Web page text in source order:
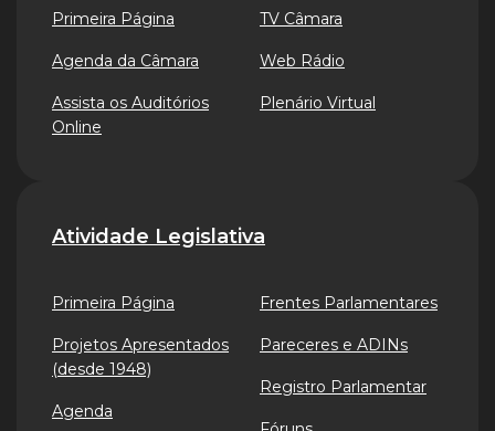
Primeira Página
Agenda da Câmara
Assista os Auditórios
Online
TV Câmara
Web Rádio
Plenário Virtual
Atividade Legislativa
Primeira Página
Projetos Apresentados
(desde 1948)
Agenda
Frentes Parlamentares
Pareceres e ADINs
Registro Parlamentar